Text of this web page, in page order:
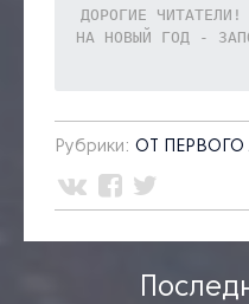
ДОРОГИЕ
НА НОВЫЙ ГОД -
Рубрики: ОТ ПЕРВОГО